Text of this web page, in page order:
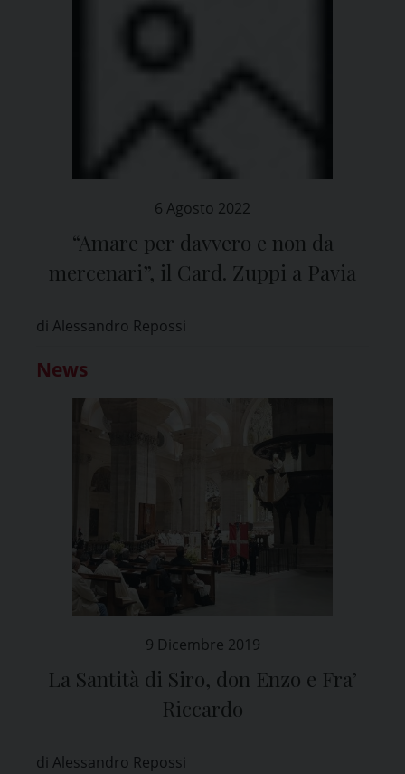
6 Agosto 2022
“Amare per davvero e non da
mercenari”, il Card. Zuppi a Pavia
di Alessandro Repossi
News
9 Dicembre 2019
La Santità di Siro, don Enzo e Fra’
Riccardo
di Alessandro Repossi